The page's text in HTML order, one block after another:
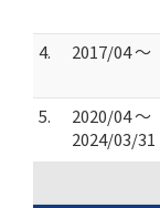
4.
2017/04 ～
5.
2020/04 ～
2024/03/31